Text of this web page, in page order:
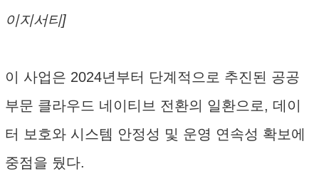
이지서티]
이 사업은 2024년부터 단계적으로 추진된 공공
부문 클라우드 네이티브 전환의 일환으로, 데이
터 보호와 시스템 안정성 및 운영 연속성 확보에
중점을 뒀다.